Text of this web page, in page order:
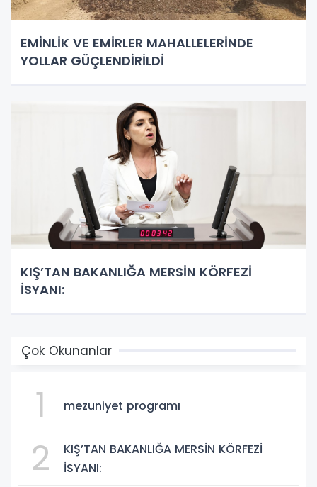
EMİNLİK VE EMİRLER MAHALLELERİNDE
YOLLAR GÜÇLENDİRİLDİ
KIŞ’TAN BAKANLIĞA MERSİN KÖRFEZİ
İSYANI:
Çok Okunanlar
1 mezuniyet programı
2
KIŞ’TAN BAKANLIĞA MERSİN KÖRFEZİ
İSYANI: